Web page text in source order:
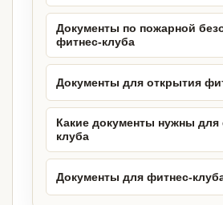
Документы по пожарной
фитнес-клуба
Документы для открытия
Какие документы нужны для
клуба
Документы для фитнес-